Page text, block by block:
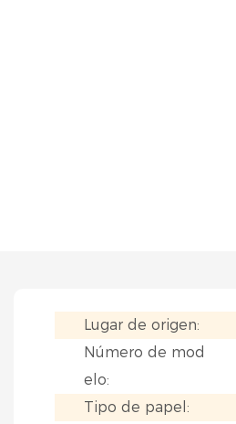
Lugar de origen:
Número de mod
elo:
Tipo de papel: